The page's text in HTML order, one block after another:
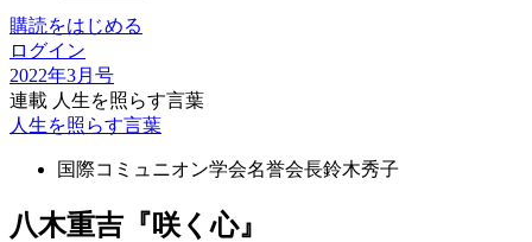
購読をはじめる
ログイン
2022年3月号
連載 人生を照らす言葉
人生を照らす言葉
国際コミュニオン学会名誉会長鈴木秀子
八木重吉『咲く心』